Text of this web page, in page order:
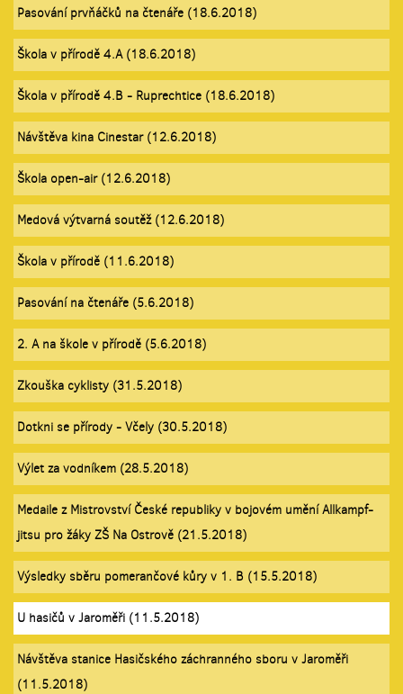
Pasování prvňáčků na čtenáře (18.6.2018)
Škola v přírodě 4.A (18.6.2018)
Škola v přírodě 4.B - Ruprechtice (18.6.2018)
Návštěva kina Cinestar (12.6.2018)
Škola open-air (12.6.2018)
Medová výtvarná soutěž (12.6.2018)
Škola v přírodě (11.6.2018)
Pasování na čtenáře (5.6.2018)
2. A na škole v přírodě (5.6.2018)
Zkouška cyklisty (31.5.2018)
Dotkni se přírody - Včely (30.5.2018)
Výlet za vodníkem (28.5.2018)
Medaile z Mistrovství České republiky v bojovém umění Allkampf-
jitsu pro žáky ZŠ Na Ostrově (21.5.2018)
Výsledky sběru pomerančové kůry v 1. B (15.5.2018)
U hasičů v Jaroměři (11.5.2018)
Návštěva stanice Hasičského záchranného sboru v Jaroměři
(11.5.2018)